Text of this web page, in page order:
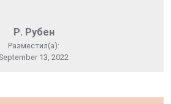
Р. Рубен
Разместил(а):
13, 2022